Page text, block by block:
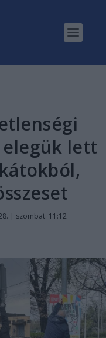
lett
| szombat: 11:12